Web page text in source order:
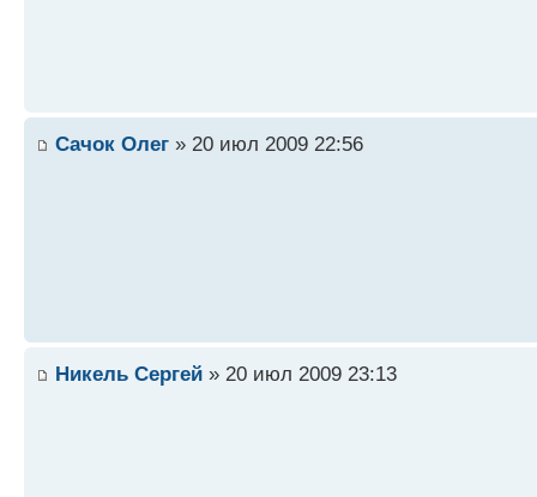
Сачок Олег » 20 июл 2009 22:56
Никель Сергей » 20 июл 2009 23:13